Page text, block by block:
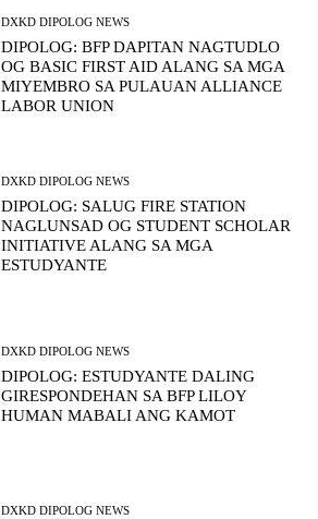
DXKD DIPOLOG NEWS
DIPOLOG: BFP DAPITAN NAGTUDLO
OG BASIC FIRST AID ALANG SA MGA
MIYEMBRO SA PULAUAN ALLIANCE
LABOR UNION
DXKD DIPOLOG NEWS
DIPOLOG: SALUG FIRE STATION
NAGLUNSAD OG STUDENT SCHOLAR
INITIATIVE ALANG SA MGA
ESTUDYANTE
DXKD DIPOLOG NEWS
DIPOLOG: ESTUDYANTE DALING
GIRESPONDEHAN SA BFP LILOY
HUMAN MABALI ANG KAMOT
DXKD DIPOLOG NEWS